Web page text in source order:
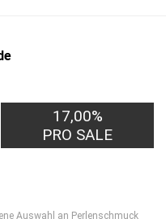
17,00%
PRO SALE
Auswahl an Perlenschmuck